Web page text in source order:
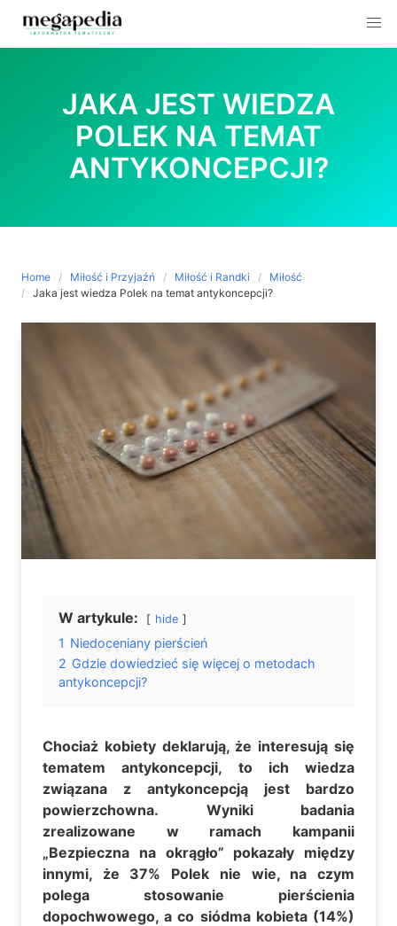
JAKA JEST WIEDZA
POLEK NA TEMAT
ANTYKONCEPCJI?
Home Miłość i Przyjaźń Miłość i Randki
Miłość
Jaka jest wiedza Polek na temat antykoncepcji?
W artykule: hide
1 Niedoceniany pierścień
2 Gdzie dowiedzieć się więcej o metodach
antykoncepcji?
Chociaż kobiety deklarują, że interesują się
tematem antykoncepcji, to ich wiedza
związana z antykoncepcją jest bardzo
powierzchowna. Wyniki badania
zrealizowane w ramach kampanii
„Bezpieczna na okrągło” pokazały między
innymi, że 37% Polek nie wie, na czym
polega stosowanie pierścienia
dopochwowego, a co siódma kobieta (14%)